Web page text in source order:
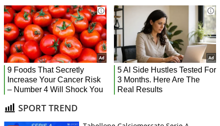
SPORT TREND